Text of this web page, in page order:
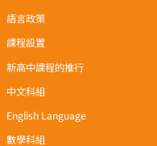
語言政策
課程設置
新高中課程的推行
中文科組
English Language
數學科組